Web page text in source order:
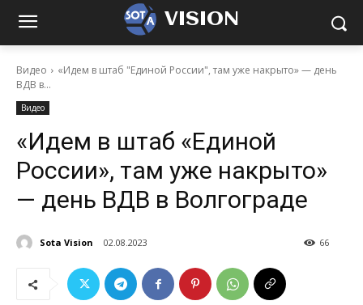
VISION
Видео
«Идем в штаб "Единой России", там уже накрыто» — день
ВДВ в...
Видео
«Идем в штаб «Единой
России», там уже накрыто»
— день ВДВ в Волгограде
Sota Vision 02.08.2023 66